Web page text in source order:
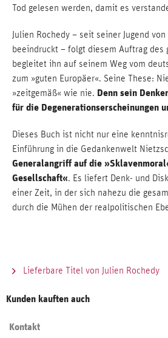
Tod gelesen werden, damit es
Julien Rochedy – seit seiner Jugend
beeindruckt – folgt diesem Auftrag des
begleitet ihn auf seinem Weg vom
zum »guten Europäer«. Seine These:
»zeitgemäß« wie nie. Denn sein
für die Degenerationserscheinungen
Dieses Buch ist nicht nur eine
Einführung in die Gedankenwelt
Generalangriff auf die
Gesellschaft«. Es liefert Denk- und
einer Zeit, in der sich nahezu die
durch die Mühen der realpolitischen
Lieferbare Titel von Julien Rochedy
Kunden kauften auch
Kontakt